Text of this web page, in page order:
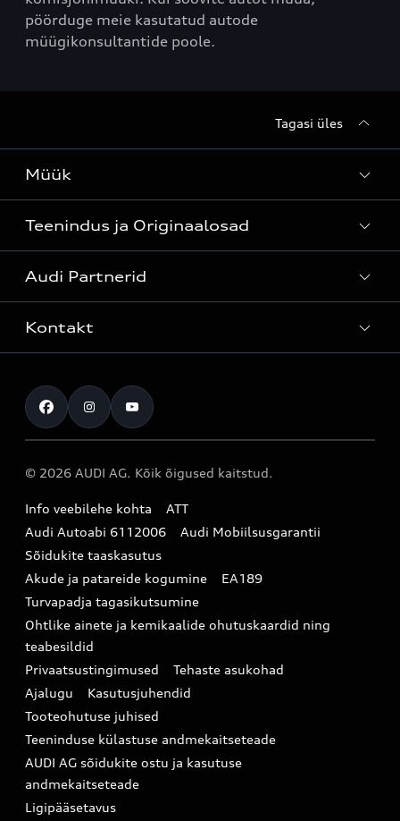
pöörduge meie kasutatud autode
müügikonsultantide poole.
Tagasi üles
Müük
Kõik mudelid
Laoautod
Müügikampaaniad
Audi Liising 1%
Audi konfiguraator (konfiguraator on inglisekeelne)
Teenindus ja Originaalosad
Teenindus
Originaalosad
Garantiitingimused
Audi Partnerid
Audi Tallinn
Pärnu esindus
Audi Tartu
Kontakt
Kontakt
Registreeru proovisõidule
Broneeri teenindus
Infopäring
Audi uudised
myAudi
Uudiskiri
© 2026 AUDI AG. Kõik õigused kaitstud.
Info veebilehe kohta
ATT
Audi Autoabi 6112006
Audi Mobiilsusgarantii
Sõidukite taaskasutus
Akude ja patareide kogumine
EA189
Turvapadja tagasikutsumine
Ohtlike ainete ja kemikaalide ohutuskaardid ning
teabesildid
Privaatsustingimused
Tehaste asukohad
Ajalugu
Kasutusjuhendid
Tooteohutuse juhised
Teeninduse külastuse andmekaitseteade
AUDI AG sõidukite ostu ja kasutuse
andmekaitseteade
Ligipääsetavus